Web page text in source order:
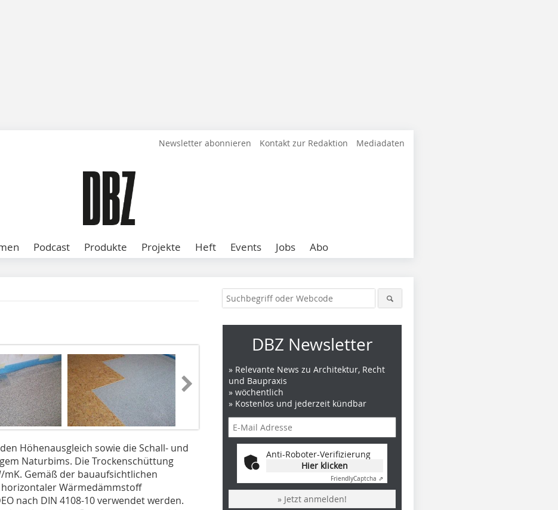
Newsletter abonnieren Kontakt zur Redaktion Mediadaten
Podcast Produkte Projekte Heft Events Jobs Abo
Höhenausgleich sowie die Schall- und
Naturbims. Die Trockenschüttung
Gemäß der bauaufsichtlichen
Wärmedämmstoff
nach DIN 4108-10 verwendet werden.
DBZ Newsletter
» Relevante News zu Architektur, Recht
und Baupraxis
» wöchentlich
» Kostenlos und jederzeit kündbar
Anti-Roboter-Verifizierung
Hier klicken
FriendlyCaptcha ⇗
» Jetzt anmelden!